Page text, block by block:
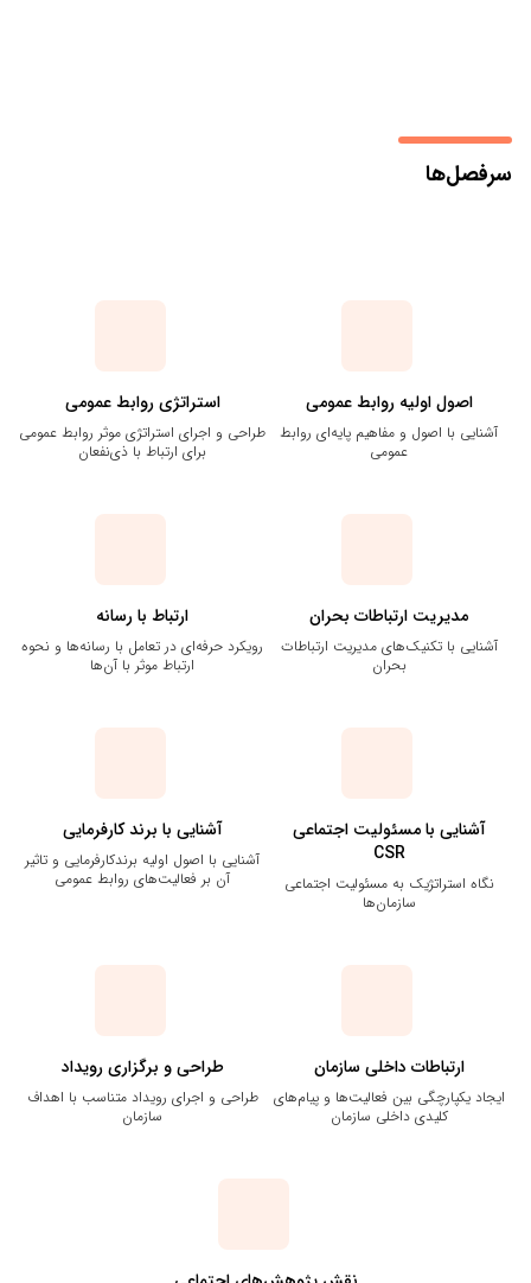
سرفصل‌ها
اصول اولیه روابط‌ عمومی
آشنایی با اصول و مفاهیم پایه‌ای روابط
عمومی
استراتژی روابط عمومی
طراحی و اجرای استراتژی‌ موثر روابط عمومی
برای ارتباط با ذی‌نفعان
مدیریت ارتباطات بحران
آشنایی با تکنیک‌های مدیریت ارتباطات
بحران
ارتباط با رسانه
رویکرد حرفه‌ای در تعامل با رسانه‌ها و نحوه
ارتباط موثر با آن‌ها
آشنایی با مسئولیت اجتماعی
CSR
نگاه استراتژیک به مسئولیت اجتماعی
سازمان‌ها
آشنایی با برند کارفرمایی
آشنایی با اصول اولیه برندکارفرمایی و تاثیر
آن بر فعالیت‌های روابط‌ عمومی
ارتباطات داخلی سازمان
ایجاد یکپارچگی بین فعالیت‌ها و پیام‌های
کلیدی داخلی سازمان
طراحی و برگزاری رویداد
طراحی و اجرای رویداد متناسب با اهداف
سازمان